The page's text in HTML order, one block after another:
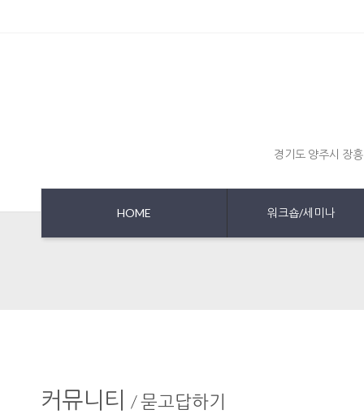
경기도 양주시 장
HOME 워크숍/세미나
커뮤니티 /묻고답하기